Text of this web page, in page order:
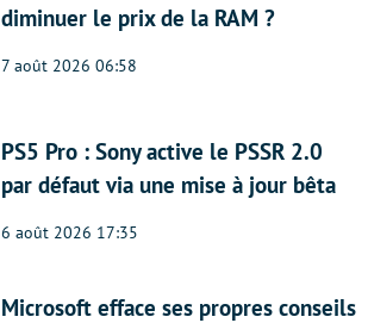
diminuer le prix de la RAM ?
7 août 2026 06:58
PS5 Pro : Sony active le PSSR 2.0
par défaut via une mise à jour bêta
6 août 2026 17:35
Microsoft efface ses propres conseils